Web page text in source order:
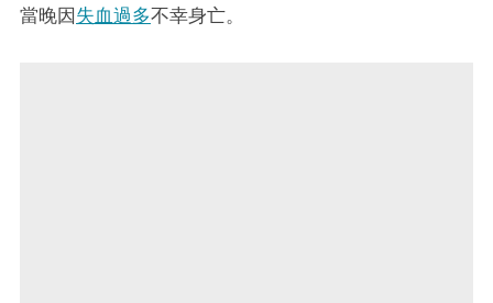
當晚因失血過多不幸身亡。